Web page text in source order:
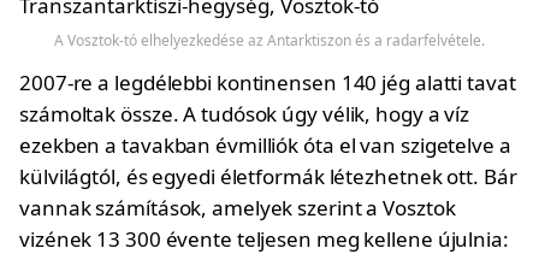
A Vosztok-tó elhelyezkedése az Antarktiszon és a radarfelvétele.
2007-re a legdélebbi kontinensen 140 jég alatti tavat
számoltak össze. A tudósok úgy vélik, hogy a víz
ezekben a tavakban évmilliók óta el van szigetelve a
külvilágtól, és egyedi életformák létezhetnek ott. Bár
vannak számítások, amelyek szerint a Vosztok
vizének 13 300 évente teljesen meg kellene újulnia: